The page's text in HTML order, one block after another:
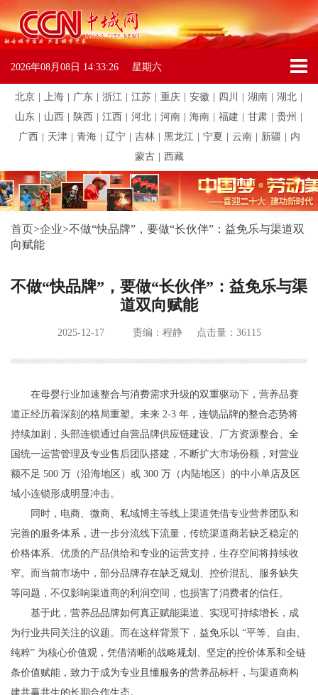
2026年08月08日 14:33:26 星期六
北京 上海 广东 浙江 江苏 重庆 安徽 四川 湖南 湖北
山东
山西 陕西 江西 河北 河南 海南 福建 甘肃 贵州
广西
天津 青海 辽宁 吉林 黑龙江 宁夏 云南 新疆
内
蒙古
西藏
首页>企业>不做“快品牌”，要做“长伙伴”：益免乐与渠道双
向赋能
不做“快品牌”，要做“长伙伴”：益免乐与渠
道双向赋能
2025-12-17 责编：程静 点击量：36115
在母婴行业加速整合与消费需求升级的双重驱动下，营养品赛
道正经历着深刻的格局重塑。未来 2-3 年，连锁品牌的整合态势将
持续加剧，头部连锁通过自营品牌供应链建设、厂方资源整合、全
国统一运营管理及专业售后团队搭建，不断扩大市场份额，对营业
额不足 500 万（沿海地区）或 300 万（内陆地区）的中小单店及区
域小连锁形成明显冲击。
同时，电商、微商、私域博主等线上渠道凭借专业营养团队和
完善的服务体系，进一步分流线下流量，传统渠道商若缺乏稳定的
价格体系、优质的产品供给和专业的运营支持，生存空间将持续收
窄。而当前市场中，部分品牌存在缺乏规划、控价混乱、服务缺失
等问题，不仅影响渠道商的利润空间，也损害了消费者的信任。
基于此，营养品品牌如何真正赋能渠道、实现可持续增长，成
为行业共同关注的议题。而在这样背景下，益免乐以 “平等、自由、
纯粹” 为核心价值观，凭借清晰的战略规划、坚定的控价体系和全链
条价值赋能，致力于成为专业且懂服务的营养品标杆，与渠道商构
建共赢共生的长期合作生态。